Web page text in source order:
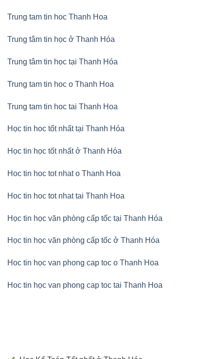
Trung tam tin hoc Thanh Hoa
Trung tâm tin học ở Thanh Hóa
Trung tâm tin học tại Thanh Hóa
Trung tam tin hoc o Thanh Hoa
Trung tam tin hoc tai Thanh Hoa
Học tin hoc tốt nhất tại Thanh Hóa
Học tin học tốt nhất ở Thanh Hóa
Hoc tin hoc tot nhat o Thanh Hoa
Hoc tin hoc tot nhat tai Thanh Hoa
Học tin học văn phòng cấp tốc tại Thanh Hóa
Học tin học văn phòng cấp tốc ở Thanh Hóa
Hoc tin học van phong cap toc o Thanh Hoa
Hoc tin học van phong cap toc tai Thanh Hoa